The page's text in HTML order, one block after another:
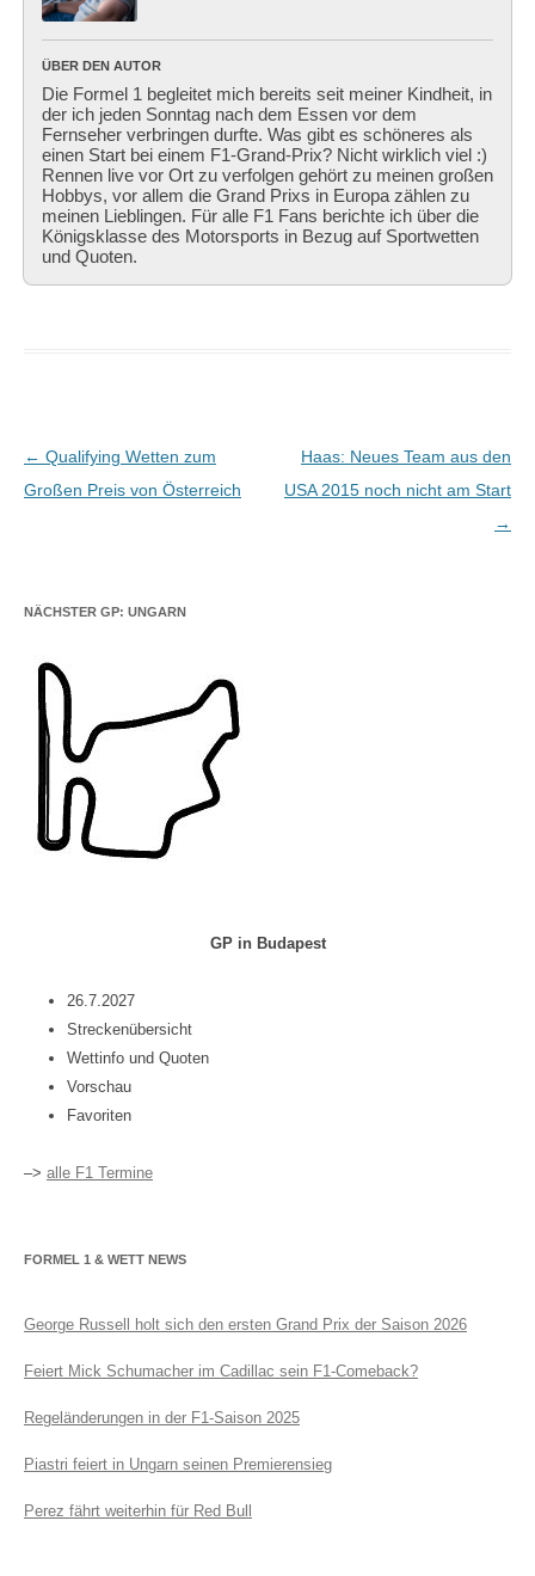
ÜBER DEN AUTOR
Die Formel 1 begleitet mich bereits seit meiner Kindheit, in
der ich jeden Sonntag nach dem Essen vor dem
Fernseher verbringen durfte. Was gibt es schöneres als
einen Start bei einem F1-Grand-Prix? Nicht wirklich viel :)
Rennen live vor Ort zu verfolgen gehört zu meinen großen
Hobbys, vor allem die Grand Prixs in Europa zählen zu
meinen Lieblingen. Für alle F1 Fans berichte ich über die
Königsklasse des Motorsports in Bezug auf Sportwetten
und Quoten.
Beitragsnavigation
← Qualifying Wetten zum
Großen Preis von Österreich
Haas: Neues Team aus den
USA 2015 noch nicht am Start
→
NÄCHSTER GP: UNGARN
GP in Budapest
26.7.2027
Streckenübersicht
Wettinfo und Quoten
Vorschau
Favoriten
–> alle F1 Termine
FORMEL 1 & WETT NEWS
George Russell holt sich den ersten Grand Prix der Saison 2026
Feiert Mick Schumacher im Cadillac sein F1-Comeback?
Regeländerungen in der F1-Saison 2025
Piastri feiert in Ungarn seinen Premierensieg
Perez fährt weiterhin für Red Bull